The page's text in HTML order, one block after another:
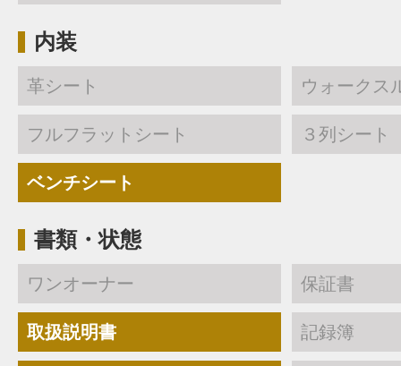
内装
革シート ウォークス
フルフラットシート ３列シート
ベンチシート
書類・状態
ワンオーナー 保証書
取扱説明書 記録簿